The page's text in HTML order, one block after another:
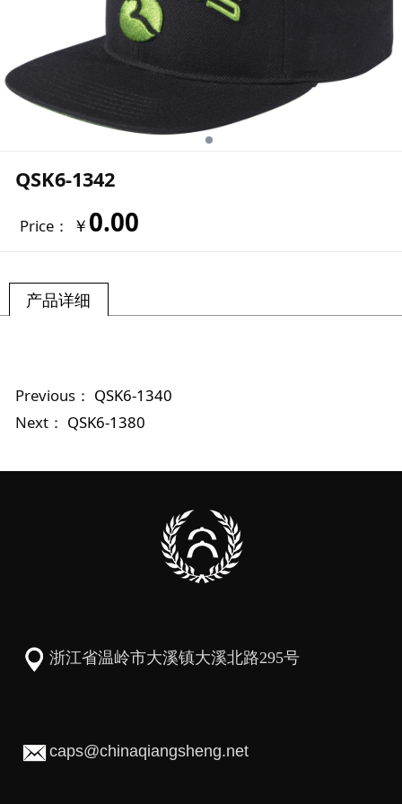
QSK6-1342
Price： ￥ 0.00
产品详细
Previous： QSK6-1340
Next： QSK6-1380
浙江省温岭市大溪镇大溪北路295号
caps@chinaqiangsheng.net